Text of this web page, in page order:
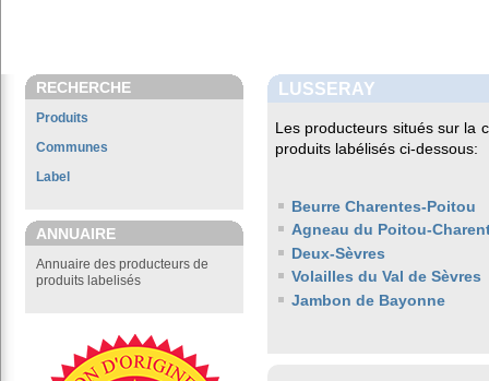
RECHERCHE
Produits
Communes
Label
ANNUAIRE
Annuaire des producteurs de
produits labelisés
LUSSERAY
Les producteurs situés sur la
produits labélisés ci-dessous:
Beurre Charentes-Poitou
Agneau du Poitou-
Deux-Sèvres
Volailles du Val de Sèvres
Jambon de Bayonne